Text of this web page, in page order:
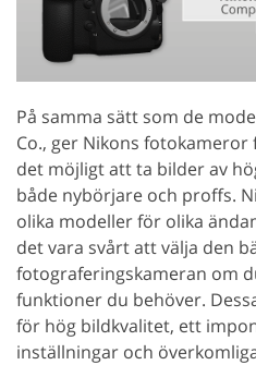
På samma sätt som de
Co., ger Nikons
det möjligt att ta bilder av
både nybörjare och proffs.
olika modeller för olika
det vara svårt att välja den
fotograferingskameran om
funktioner du behöver.
för hög bildkvalitet, ett
inställningar och